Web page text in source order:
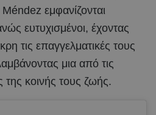
εμφανίζονται
ευτυχισμένοι, έχοντας
τις επαγγελματικές τους
μια από τις
της κοινής τους ζωής.